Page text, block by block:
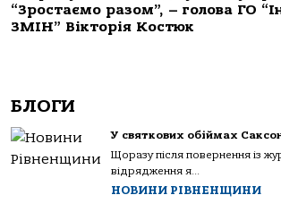
“Зростаємо разом”, – голова ГО
ЗМІН” Вікторія Костюк
БЛОГИ
У святкових обіймах
Щоразу після повернення із
відрядження я...
НОВИНИ РІВНЕНЩИНИ